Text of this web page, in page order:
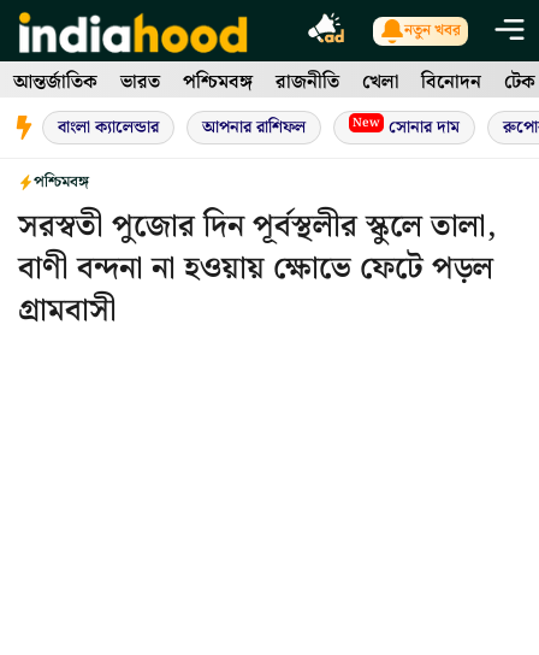
Skip
to
content
নতুন খবর
আন্তর্জাতিক ভারত পশ্চিমবঙ্গ রাজনীতি খেলা বিনোদন টেক
বাংলা ক্যালেন্ডার আপনার রাশিফল New সোনার দাম
পশ্চিমবঙ্গ
সরস্বতী পুজোর দিন পূর্বস্থলীর স্কুলে তালা,
বাণী বন্দনা না হওয়ায় ক্ষোভে ফেটে পড়ল
গ্রামবাসী